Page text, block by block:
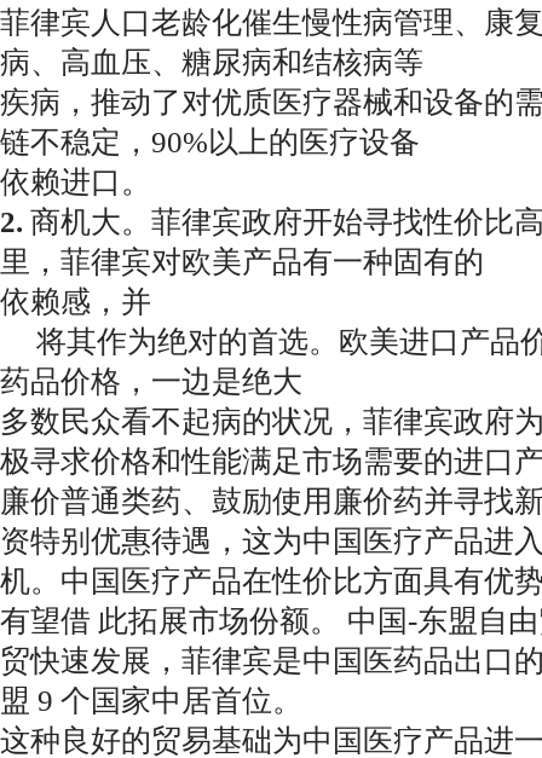
菲律宾人口老龄化催生慢性病管理、康
病、高血压、糖尿病和结核病等
疾病，推动了对优质医疗器械和设备的
链不稳定，90%以上的医疗设备
依赖进口。
2. 商机大。菲律宾政府开始寻找性价比
里，菲律宾对欧美产品有一种固有的
依赖感
将其作为绝对的首选。欧美进口产品
药品价格，一边是绝大
多数民众看不起病的状况，菲律宾政府
极寻求价格和性能满足市场需要的进口
廉价普通类药、鼓励使用廉价药并寻找
资特别优惠待遇，这为中国医疗产品进
机。中国医疗产品在性价比方面具有优
有望借 此拓展市场份额。 中国-东盟自
贸快速发展，菲律宾是中国医药品出口
盟 9 个国家中居首位。
这种良好的贸易基础为中国医疗产品进